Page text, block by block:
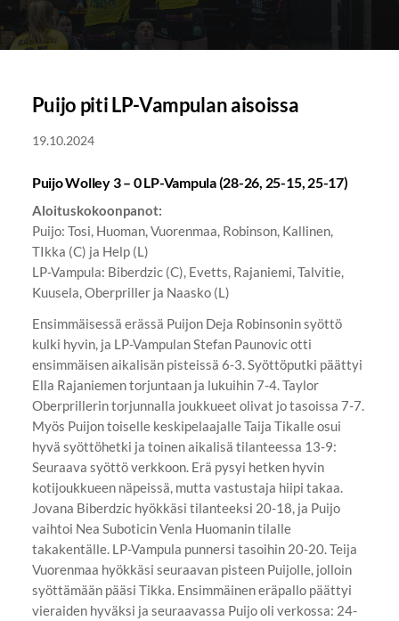
Puijo piti LP-Vampulan aisoissa
19.10.2024
Puijo Wolley 3 – 0 LP-Vampula (28-26, 25-15, 25-17)
Aloituskokoonpanot:
Puijo: Tosi, Huoman, Vuorenmaa, Robinson, Kallinen,
TIkka (C) ja Help (L)
LP-Vampula: Biberdzic (C), Evetts, Rajaniemi, Talvitie,
Kuusela, Oberpriller ja Naasko (L)
Ensimmäisessä erässä Puijon Deja Robinsonin syöttö
kulki hyvin, ja LP-Vampulan Stefan Paunovic otti
ensimmäisen aikalisän pisteissä 6-3. Syöttöputki päättyi
Ella Rajaniemen torjuntaan ja lukuihin 7-4. Taylor
Oberprillerin torjunnalla joukkueet olivat jo tasoissa 7-7.
Myös Puijon toiselle keskipelaajalle Taija Tikalle osui
hyvä syöttöhetki ja toinen aikalisä tilanteessa 13-9:
Seuraava syöttö verkkoon. Erä pysyi hetken hyvin
kotijoukkueen näpeissä, mutta vastustaja hiipi takaa.
Jovana Biberdzic hyökkäsi tilanteeksi 20-18, ja Puijo
vaihtoi Nea Suboticin Venla Huomanin tilalle
takakentälle. LP-Vampula punnersi tasoihin 20-20. Teija
Vuorenmaa hyökkäsi seuraavan pisteen Puijolle, jolloin
syöttämään pääsi Tikka. Ensimmäinen eräpallo päättyi
vieraiden hyväksi ja seuraavassa Puijo oli verkossa: 24-